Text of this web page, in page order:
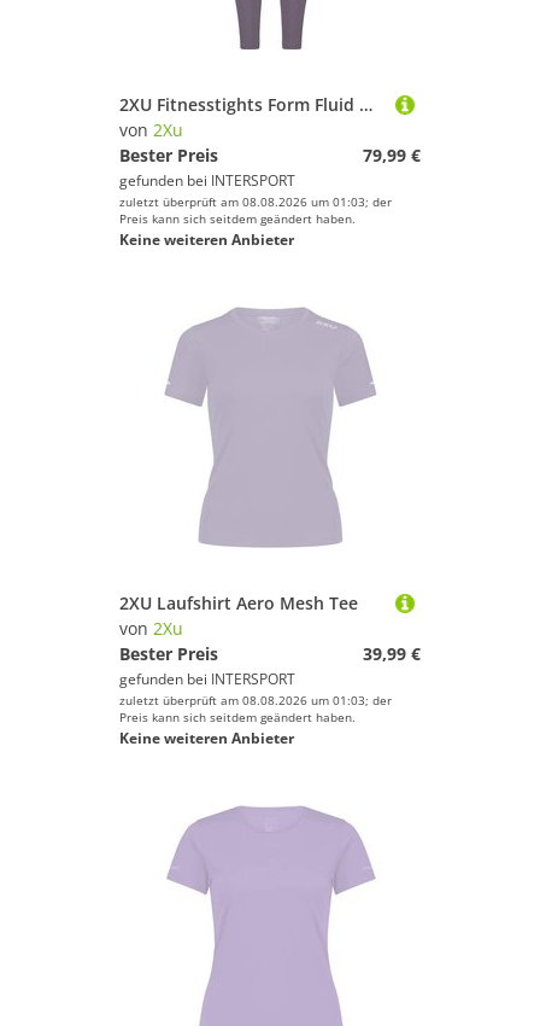
2XU Fitnesstights Form Fluid Hi-Rise 7/8
von 2Xu
Bester Preis
79,99 €
gefunden bei INTERSPORT
zuletzt überprüft am 08.08.2026 um 01:03; der
Preis kann sich seitdem geändert haben.
Keine weiteren Anbieter
2XU Laufshirt Aero Mesh Tee
von 2Xu
Bester Preis
39,99 €
gefunden bei INTERSPORT
zuletzt überprüft am 08.08.2026 um 01:03; der
Preis kann sich seitdem geändert haben.
Keine weiteren Anbieter